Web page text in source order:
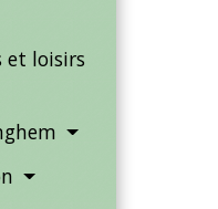
et loisirs